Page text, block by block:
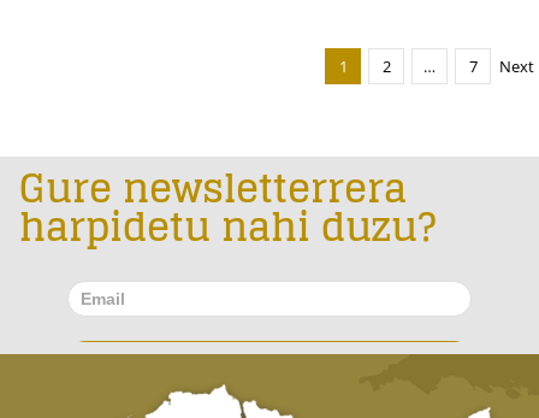
1 2 … 7 Next
Gure newsletterrera
harpidetu nahi duzu?